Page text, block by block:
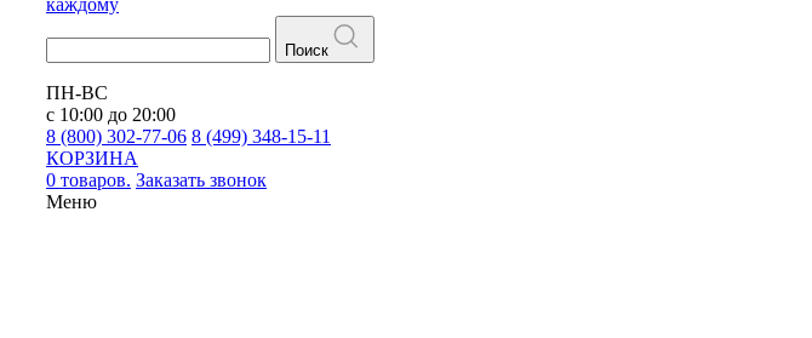
каждому
Поиск
ПН-ВС
с 10:00 до 20:00
8 (800) 302-77-06 8 (499) 348-15-11
КОРЗИНА
0 товаров. Заказать звонок
Меню